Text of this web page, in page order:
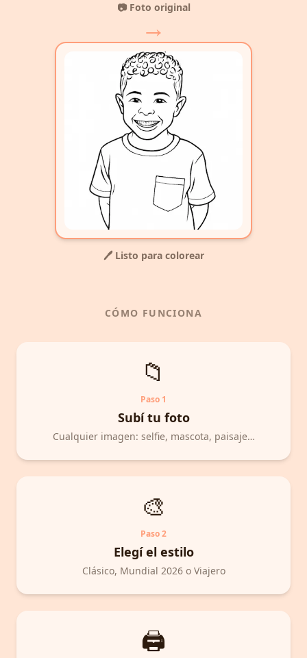
📷 Foto original
→
🖊️ Listo para colorear
CÓMO FUNCIONA
📁
Paso 1
Subí tu foto
Cualquier imagen: selfie, mascota, paisaje…
🎨
Paso2
Elegí el estilo
Clásico, Mundial 2026 o Viajero
🖨️